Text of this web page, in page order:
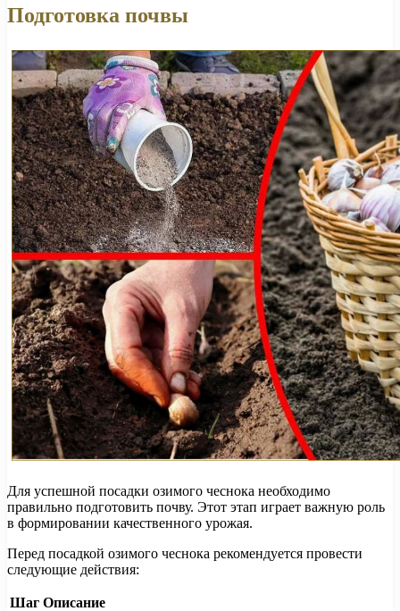
Подготовка почвы
Для успешной посадки озимого чеснока необходимо
правильно подготовить почву. Этот этап играет важную роль
в формировании качественного урожая.
Перед посадкой озимого чеснока рекомендуется провести
следующие действия:
Шаг Описание